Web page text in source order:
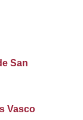
San
Vasco